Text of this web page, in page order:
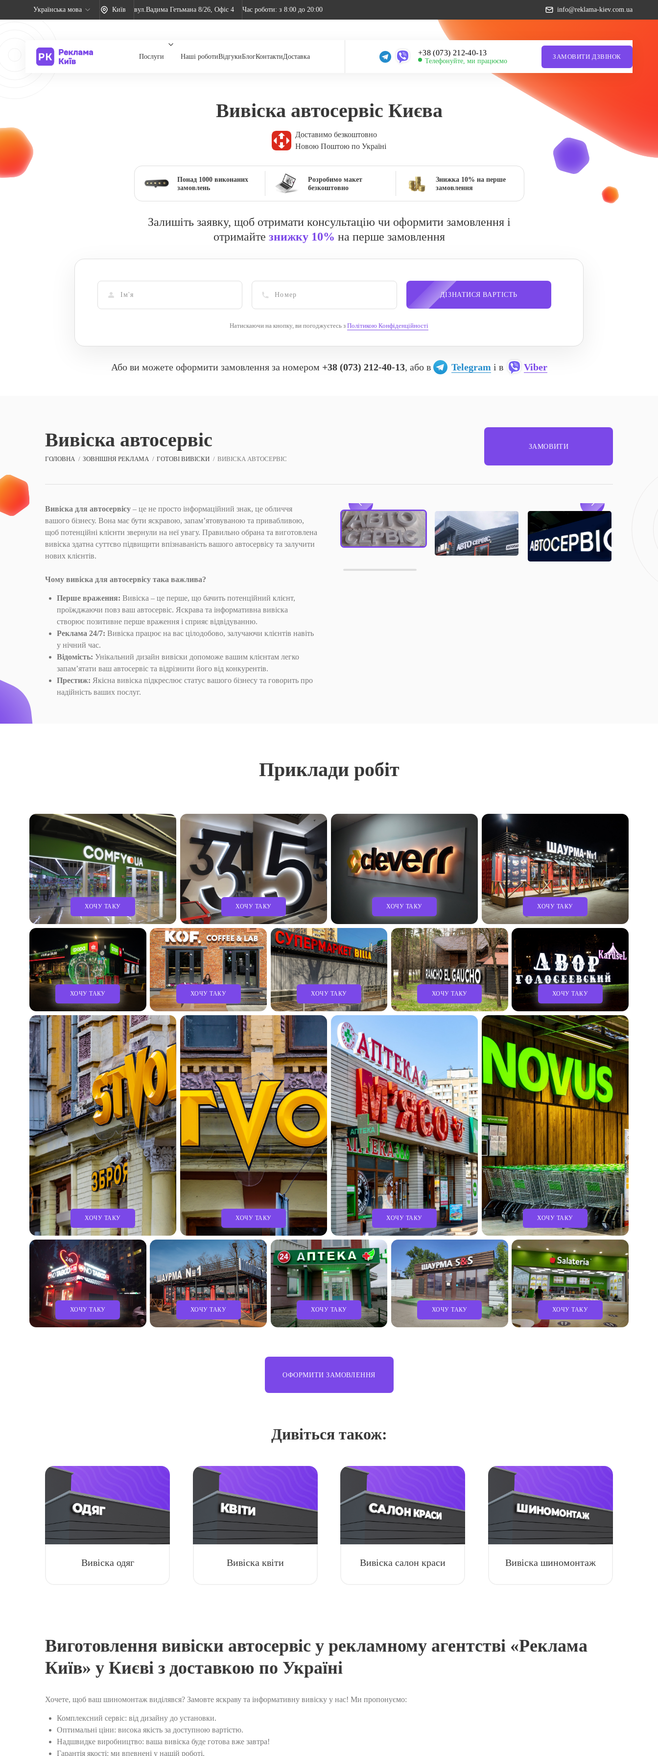
Українська мова Київ вул.Вадима Гетьмана 8/26, Офіс 4 Час роботи: з 8:00 до 20:00 info@reklama-kiev.com.ua
Послуги Наші роботиВідгукиБлогКонтактиДоставка +38 (073) 212-40-13
Телефонуйте, ми працюємо
ЗАМОВИТИ ДЗВІНОК
Вивіска автосервіс Києва
Доставимо безкоштовно
Новою Поштою по Україні
Понад 1000 виконаних
замовлень
Розробимо макет
безкоштовно
Знижка 10% на перше
замовлення
Залишіть заявку, щоб отримати консультацію чи оформити замовлення і
отримайте знижку 10% на перше замовлення
ДІЗНАТИСЯ ВАРТІСТЬ
Натискаючи на кнопку, ви погоджуєтесь з Політикою Конфіденційності
Або ви можете оформити замовлення за номером +38 (073) 212-40-13, або в Telegram і в Viber
Вивіска автосервіс
ГОЛОВНА ЗОВНІШНЯ РЕКЛАМА ГОТОВІ ВИВІСКИ ВИВІСКА АВТОСЕРВІС
ЗАМОВИТИ
Вивіска для автосервісу – це не просто інформаційний знак, це обличчя
вашого бізнесу. Вона має бути яскравою, запам’ятовуваною та привабливою,
щоб потенційні клієнти звернули на неї увагу. Правильно обрана та виготовлена
​​вивіска здатна суттєво підвищити впізнаваність вашого автосервісу та залучити
нових клієнтів.
Чому вивіска для автосервісу така важлива?
Перше враження: Вивіска – це перше, що бачить потенційний клієнт,
проїжджаючи повз ваш автосервіс. Яскрава та інформативна вивіска
створює позитивне перше враження і сприяє відвідуванню.
Реклама 24/7: Вивіска працює на вас цілодобово, залучаючи клієнтів навіть
у нічний час.
Відомість: Унікальний дизайн вивіски допоможе вашим клієнтам легко
запам’ятати ваш автосервіс та відрізнити його від конкурентів.
Престиж: Якісна вивіска підкреслює статус вашого бізнесу та говорить про
надійність ваших послуг.
Приклади робіт
ХОЧУ ТАКУ ХОЧУ ТАКУ ХОЧУ ТАКУ ХОЧУ ТАКУ
ХОЧУ ТАКУ ХОЧУ ТАКУ ХОЧУ ТАКУ ХОЧУ ТАКУ ХОЧУ ТАКУ
ХОЧУ ТАКУ ХОЧУ ТАКУ ХОЧУ ТАКУ ХОЧУ ТАКУ
ХОЧУ ТАКУ ХОЧУ ТАКУ ХОЧУ ТАКУ ХОЧУ ТАКУ ХОЧУ ТАКУ
ОФОРМИТИ ЗАМОВЛЕННЯ
Дивіться також:
Вивіска одяг Вивіска квіти Вивіска салон краси Вивіска шиномонтаж
Виготовлення вивіски автосервіс у рекламному агентстві «Реклама
Київ» у Києві з доставкою по Україні
Хочете, щоб ваш шиномонтаж виділявся? Замовте яскраву та інформативну вивіску у нас! Ми пропонуємо:
Комплексний сервіс: від дизайну до установки.
Оптимальні ціни: висока якість за доступною вартістю.
Надшвидке виробництво: ваша вивіска буде готова вже завтра!
Гарантія якості: ми впевнені у нашій роботі.